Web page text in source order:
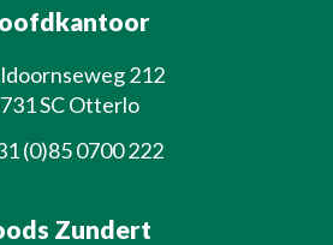
212
SC Otterlo
(0)85 0700 222
Zundert